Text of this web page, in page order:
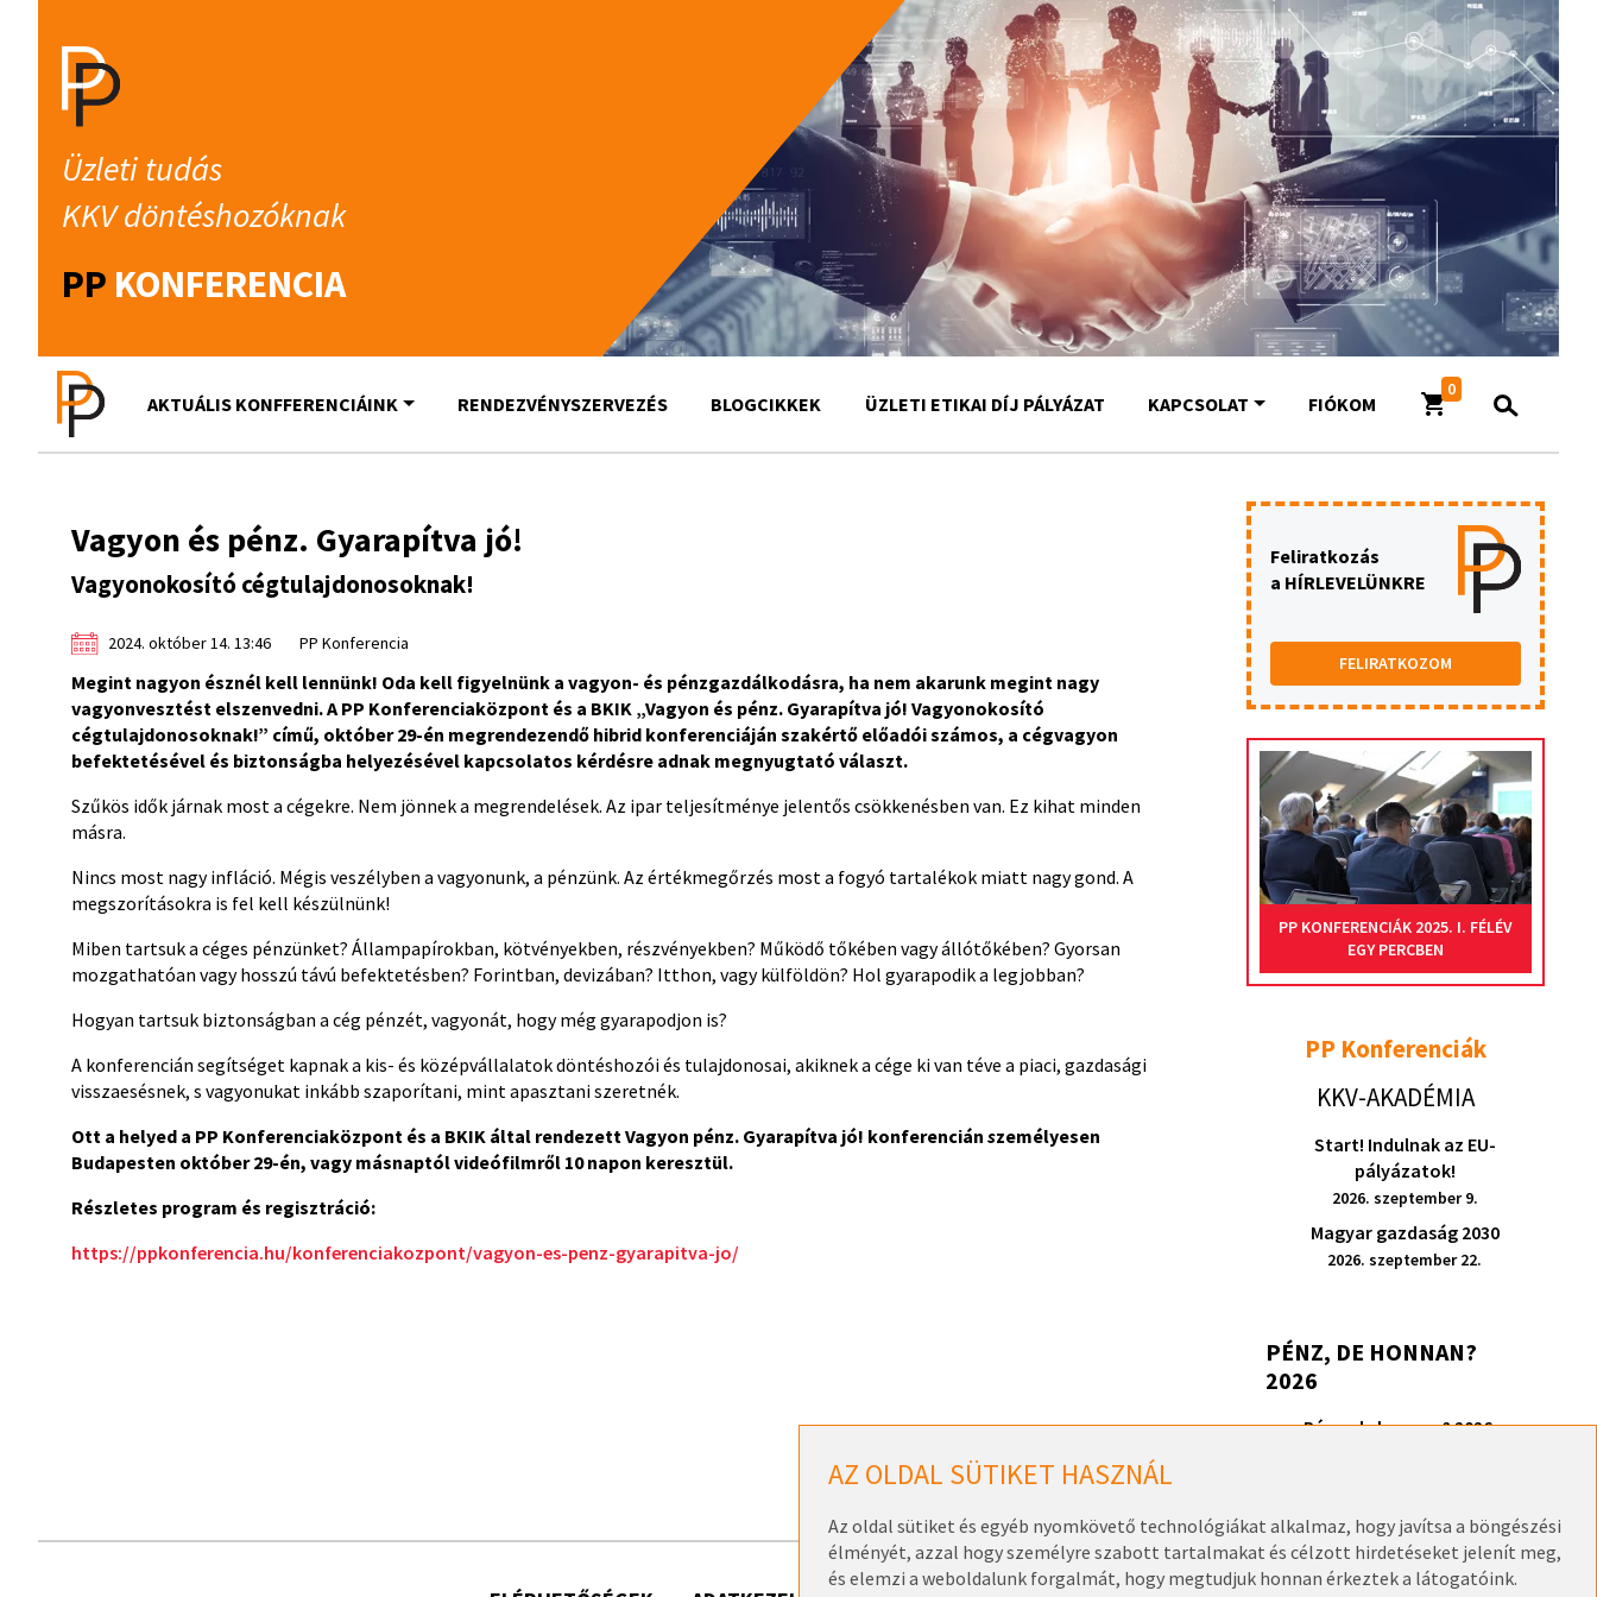
AZ OLDAL SÜTIKET HASZNÁL
Az oldal sütiket és egyéb nyomkövető technológiákat alkalmaz, hogy javítsa a böngészési
élményét, azzal hogy személyre szabott tartalmakat és célzott hirdetéseket jelenít meg,
és elemzi a weboldalunk forgalmát, hogy megtudjuk honnan érkeztek a látogatóink.
AKTUÁLIS KONFFERENCIÁINK RENDEZVÉNYSZERVEZÉS BLOGCIKKEK ÜZLETI ETIKAI DÍJ PÁLYÁZAT KAPCSOLAT FIÓKOM
0
Üzleti tudás
KKV döntéshozóknak
PP KONFERENCIA
Vagyon és pénz. Gyarapítva jó!
Vagyonokosító cégtulajdonosoknak!
2024. október 14. 13:46 PP Konferencia
Megint nagyon észnél kell lennünk! Oda kell figyelnünk a vagyon- és pénzgazdálkodásra, ha nem akarunk megint nagy
vagyonvesztést elszenvedni. A PP Konferenciaközpont és a BKIK „Vagyon és pénz. Gyarapítva jó! Vagyonokosító
cégtulajdonosoknak!” című, október 29-én megrendezendő hibrid konferenciáján szakértő előadói számos, a cégvagyon
befektetésével és biztonságba helyezésével kapcsolatos kérdésre adnak megnyugtató választ.
Szűkös idők járnak most a cégekre. Nem jönnek a megrendelések. Az ipar teljesítménye jelentős csökkenésben van. Ez kihat minden
másra.
Nincs most nagy infláció. Mégis veszélyben a vagyonunk, a pénzünk. Az értékmegőrzés most a fogyó tartalékok miatt nagy gond. A
megszorításokra is fel kell készülnünk!
Miben tartsuk a céges pénzünket? Állampapírokban, kötvényekben, részvényekben? Működő tőkében vagy állótőkében? Gyorsan
mozgathatóan vagy hosszú távú befektetésben? Forintban, devizában? Itthon, vagy külföldön? Hol gyarapodik a legjobban?
Hogyan tartsuk biztonságban a cég pénzét, vagyonát, hogy még gyarapodjon is?
A konferencián segítséget kapnak a kis- és középvállalatok döntéshozói és tulajdonosai, akiknek a cége ki van téve a piaci, gazdasági
visszaesésnek, s vagyonukat inkább szaporítani, mint apasztani szeretnék.
Ott a helyed a PP Konferenciaközpont és a BKIK által rendezettVagyon pénz. Gyarapítva jó! konferencián személyesen
Budapesten október 29-én, vagy másnaptól videófilmről 10 napon keresztül.
Részletes program és regisztráció:
https://ppkonferencia.hu/konferenciakozpont/vagyon-es-penz-gyarapitva-jo/
Feliratkozás
a HÍRLEVELÜNKRE
FELIRATKOZOM
PP KONFERENCIÁK 2025. I. FÉLÉV
EGY PERCBEN
PP Konferenciák
KKV-AKADÉMIA
Start! Indulnak az EU-
pályázatok!
2026. szeptember 9.
Magyar gazdaság 2030
2026. szeptember 22.
PÉNZ, DE HONNAN?
2026
Pénz, de honnan? 2026 –